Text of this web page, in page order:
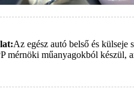
Az egész autó belső és külseje
mérnöki műanyagokból készül,